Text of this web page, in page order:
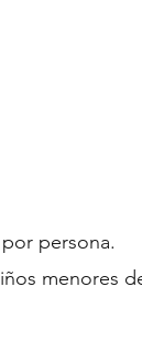
persona.
menores